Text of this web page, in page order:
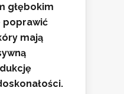
głębokim
poprawić
mają